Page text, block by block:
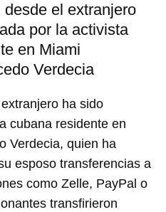
el extranjero
por la activista
en Miami
Verdecia
ha sido
cubana residente en
Verdecia, quien ha
esposo transferencias a
como Zelle, PayPal o
transfirieron